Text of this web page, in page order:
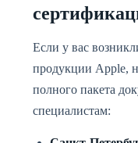
Если у вас
продукции Apple,
полного пакета
специалистам: